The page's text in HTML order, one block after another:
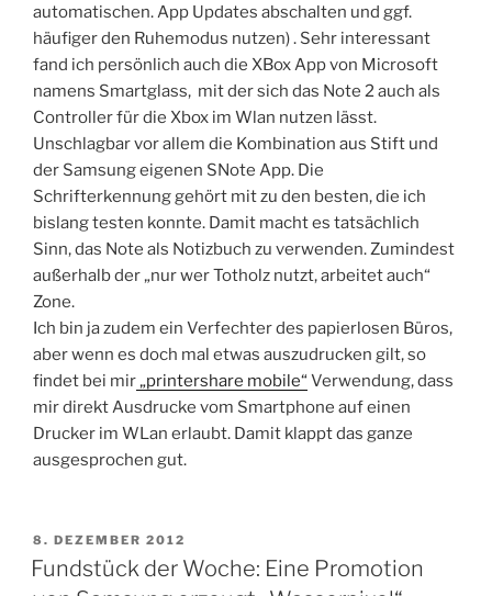
automatischen. App Updates abschalten und ggf.
häufiger den Ruhemodus nutzen) . Sehr interessant
fand ich persönlich auch die XBox App von Microsoft
namens Smartglass, mit der sich das Note 2 auch als
Controller für die Xbox im Wlan nutzen lässt.
Unschlagbar vor allem die Kombination aus Stift und
der Samsung eigenen SNote App. Die
Schrifterkennung gehört mit zu den besten, die ich
bislang testen konnte. Damit macht es tatsächlich
Sinn, das Note als Notizbuch zu verwenden. Zumindest
außerhalb der „nur wer Totholz nutzt, arbeitet auch“
Zone.
Ich bin ja zudem ein Verfechter des papierlosen Büros,
aber wenn es doch mal etwas auszudrucken gilt, so
findet bei mir„printershare mobile“ Verwendung, dass
mir direkt Ausdrucke vom Smartphone auf einen
Drucker im WLan erlaubt. Damit klappt das ganze
ausgesprochen gut.
VERÖFFENTLICHT
AM
8. DEZEMBER 2012
Fundstück der Woche: Eine Promotion